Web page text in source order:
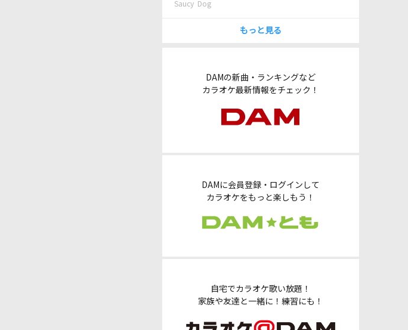
Saucy Dog
もっと見る
DAMの新曲・ランキングなど
カラオケ最新情報をチェック！
DAMに会員登録・ログインして
カラオケをもっと楽しもう！
自宅でカラオケ歌い放題！
家族や友達と一緒に！練習にも！